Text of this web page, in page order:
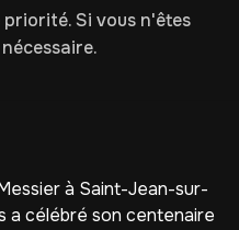
Si vous n'êtes
à Saint-Jean-sur-
a célébré son centenaire